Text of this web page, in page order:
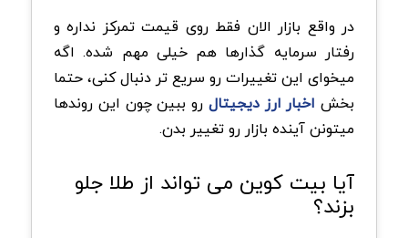
در واقع بازار الان فقط روی قیمت تمرکز نداره و
رفتار سرمایه گذارها هم خیلی مهم شده. اگه
میخوای این تغییرات رو سریع تر دنبال کنی، حتما
بخش اخبار ارز دیجیتال رو ببین چون این روندها
میتونن آینده بازار رو تغییر بدن.
آیا بیت کوین می تواند از طلا جلو
بزند؟